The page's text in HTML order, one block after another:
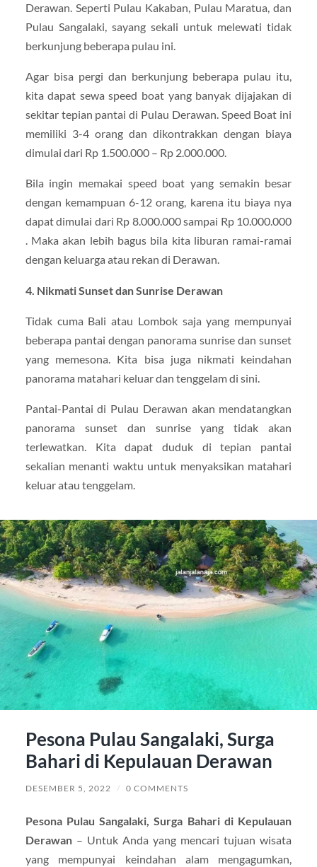
Derawan. Seperti Pulau Kakaban, Pulau Maratua, dan
Pulau Sangalaki, sayang sekali untuk melewati tidak
berkunjung beberapa pulau ini.
Agar bisa pergi dan berkunjung beberapa pulau itu,
kita dapat sewa speed boat yang banyak dijajakan di
sekitar tepian pantai di Pulau Derawan. Speed Boat ini
memiliki 3-4 orang dan dikontrakkan dengan biaya
dimulai dari Rp 1.500.000 – Rp 2.000.000.
Bila ingin memakai speed boat yang semakin besar
dengan kemampuan 6-12 orang, karena itu biaya nya
dapat dimulai dari Rp 8.000.000 sampai Rp 10.000.000
. Maka akan lebih bagus bila kita liburan ramai-ramai
dengan keluarga atau rekan di Derawan.
4. Nikmati Sunset dan Sunrise Derawan
Tidak cuma Bali atau Lombok saja yang mempunyai
beberapa pantai dengan panorama sunrise dan sunset
yang memesona. Kita bisa juga nikmati keindahan
panorama matahari keluar dan tenggelam di sini.
Pantai-Pantai di Pulau Derawan akan mendatangkan
panorama sunset dan sunrise yang tidak akan
terlewatkan. Kita dapat duduk di tepian pantai
sekalian menanti waktu untuk menyaksikan matahari
keluar atau tenggelam.
Pesona Pulau Sangalaki, Surga
Bahari di Kepulauan Derawan
DESEMBER 5, 2022 / 0 COMMENTS
Pesona Pulau Sangalaki, Surga Bahari di Kepulauan
Derawan– Untuk Anda yang mencari tujuan wisata
yang mempunyai keindahan alam mengagumkan,